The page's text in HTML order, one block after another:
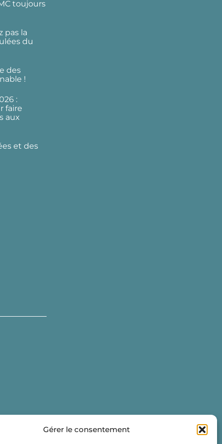
Gérer le consentement
toujours
pas la
du
des
!
:
faire
aux
et des